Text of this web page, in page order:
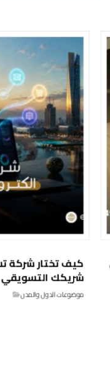
كيف تختار شركة
شريكك التسويقي
موضوعات الدول والمدن